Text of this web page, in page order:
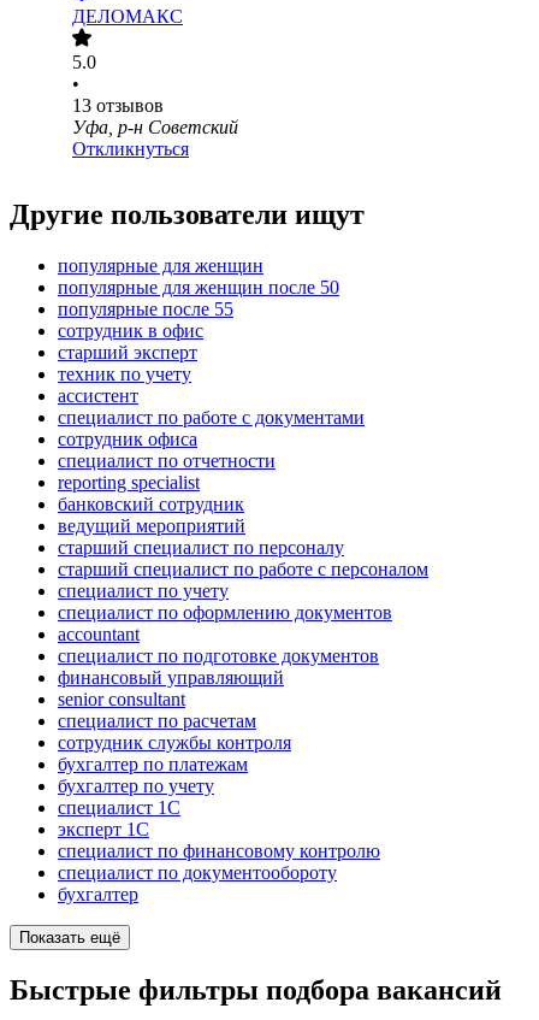
ДЕЛОМАКС
5.0
•
13 отзывов
Уфа, р-н Советский
Откликнуться
Другие пользователи ищут
популярные для женщин
популярные для женщин после 50
популярные после 55
сотрудник в офис
старший эксперт
техник по учету
ассистент
специалист по работе с документами
сотрудник офиса
специалист по отчетности
reporting specialist
банковский сотрудник
ведущий мероприятий
старший специалист по персоналу
старший специалист по работе с персоналом
специалист по учету
специалист по оформлению документов
accountant
специалист по подготовке документов
финансовый управляющий
senior consultant
специалист по расчетам
сотрудник службы контроля
бухгалтер по платежам
бухгалтер по учету
специалист 1С
эксперт 1С
специалист по финансовому контролю
специалист по документообороту
бухгалтер
Показать ещё
Быстрые фильтры подбора вакансий